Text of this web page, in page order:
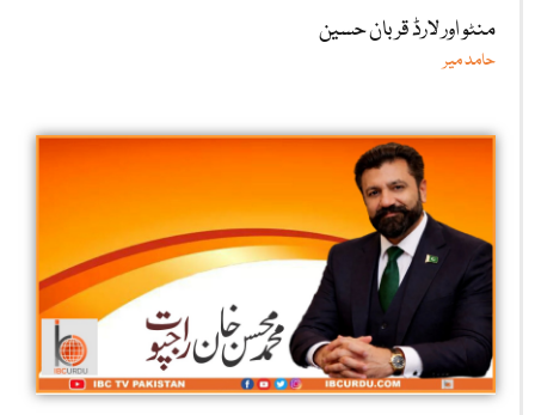
منٹو اور لارڈ قربان حسین
حامد میر